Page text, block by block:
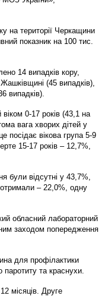
на території Черкащини
показник на 100 тис.
14 випадків кору,
(45 випадків),
випадків).
0-17 років (43,1 на
вага хворих дітей у
посідає вікова група 5-9
15-17 років – 12,7%,
були відсутні у 43,7%,
– 22,0%, одну
обласний лабораторний
заходом попередження
для профілактики
паротиту та краснухи.
місяців. Друге